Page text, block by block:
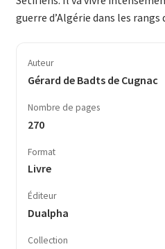
guerre d’Algérie dans les rangs
Auteur
Gérard de Badts de Cugnac
Nombre de pages
270
Format
Livre
Éditeur
Dualpha
Collection